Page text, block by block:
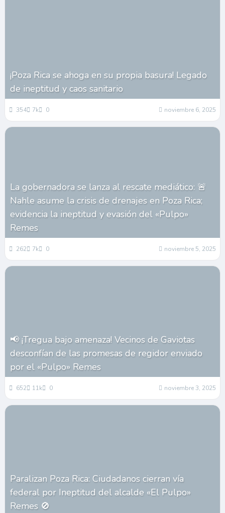
¡Poza Rica se ahoga en su propia basura! Legado
de ineptitud y caos sanitario
354 7k 0 noviembre 6, 2025
La gobernadora se lanza al rescate mediático: 🚨
Nahle asume la crisis de drenajes en Poza Rica;
evidencia la ineptitud y evasión del «Pulpo»
Remes
262 7k 0 noviembre 5, 2025
📢 ¡Tregua bajo amenaza! Vecinos de Gaviotas
desconfían de las promesas de regidor enviado
por el «Pulpo» Remes
652 11k 0 noviembre 3, 2025
Paralizan Poza Rica: Ciudadanos cierran vía
federal por Ineptitud del alcalde «El Pulpo»
Remes 🚫